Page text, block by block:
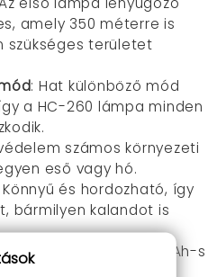
amely 350 méterre is
szükséges területet
: Hat különböző mód
a HC-260 lámpa minden
számos környezeti
eső vagy hó.
Könnyű és hordozható, így
bármilyen kalandot is
Az újratölthető 3000 mAh-s